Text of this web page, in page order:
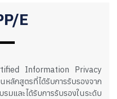
E
Information Privacy
ลักสูตรที่ได้รับการรับรองจาก
และได้รับการรับรองในระดับ